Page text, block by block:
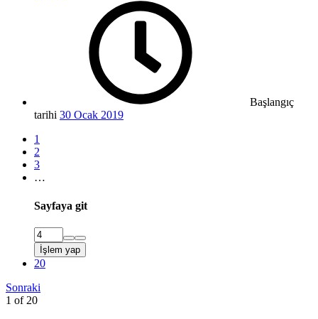
Başlangıç
tarihi 30 Ocak 2019
1
2
3
…
Sayfaya git
İşlem yap
20
Sonraki
1 of 20